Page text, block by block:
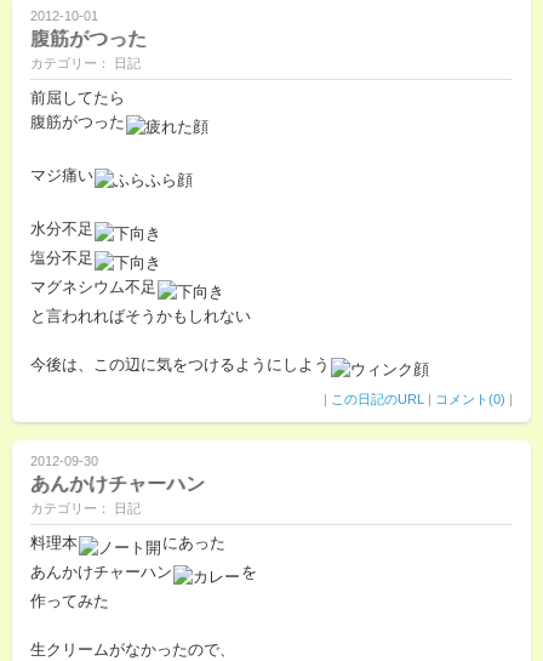
2012-10-01
腹筋がつった
カテゴリー： 日記
前屈してたら
腹筋がつった
マジ痛い
水分不足
塩分不足
マグネシウム不足
と言われればそうかもしれない
今後は、この辺に気をつけるようにしよう
| この日記のURL | コメント(0) |
2012-09-30
あんかけチャーハン
カテゴリー： 日記
料理本
にあった
あんかけチャーハン
を
作ってみた
生クリームがなかったので、